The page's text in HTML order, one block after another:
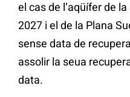
el cas de l’aqüífer de
2027 i el de la Plana
sense data de
assolir la seua
data.